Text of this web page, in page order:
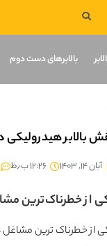
بالابرهای دست دوم
بالابر هیدرولیکی
آبان ۱۴, ۱۴۰۳ ۱۲:۲۶ ب٫ظ
از خطرناک‌ترین
از خطرناک ترین مشاغل